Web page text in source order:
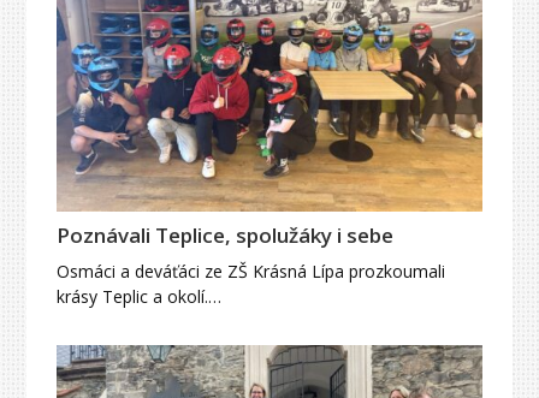
Poznávali Teplice, spolužáky i sebe
Osmáci a deváťáci ze ZŠ Krásná Lípa prozkoumali
krásy Teplic a okolí.…